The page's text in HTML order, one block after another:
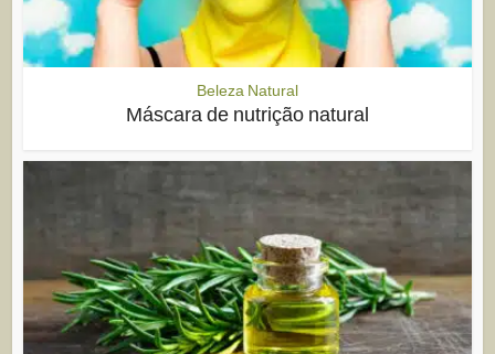
Beleza Natural
Máscara de nutrição natural